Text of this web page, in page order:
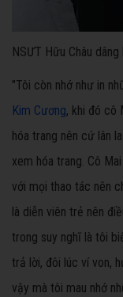
NSƯT Hữu Châu
"Tôi còn nhớ như in
Kim Cương, khi đó cô
hóa trang nên cứ lân
xem hóa trang. Cô
với mọi thao tác nên
là diễn viên trẻ nên
trong suy nghĩ là tôi
trả lời, đôi lúc ví von,
vậy mà tôi mau nhớ